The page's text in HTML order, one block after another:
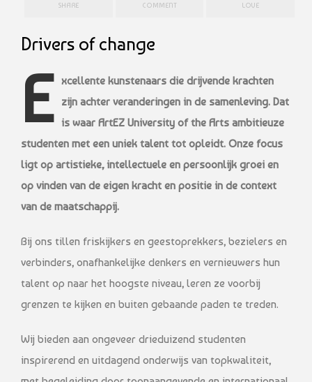
SHARE COMMENT LOVE
Drivers of change
E xcellente kunstenaars die drijvende krachten
zijn achter veranderingen in de samenleving. Dat
is waar ArtEZ University of the Arts ambitieuze
studenten met een uniek talent tot opleidt. Onze focus
ligt op artistieke, intellectuele en persoonlijk groei en
op vinden van de eigen kracht en positie in de context
van de maatschappij.
Bij ons tillen friskijkers en geestoprekkers, bezielers en
verbinders, onafhankelijke denkers en vernieuwers hun
talent op naar het hoogste niveau, leren ze voorbij
grenzen te kijken en buiten gebaande paden te treden.
Wij bieden aan ongeveer drieduizend studenten
inspirerend en uitdagend onderwijs van topkwaliteit,